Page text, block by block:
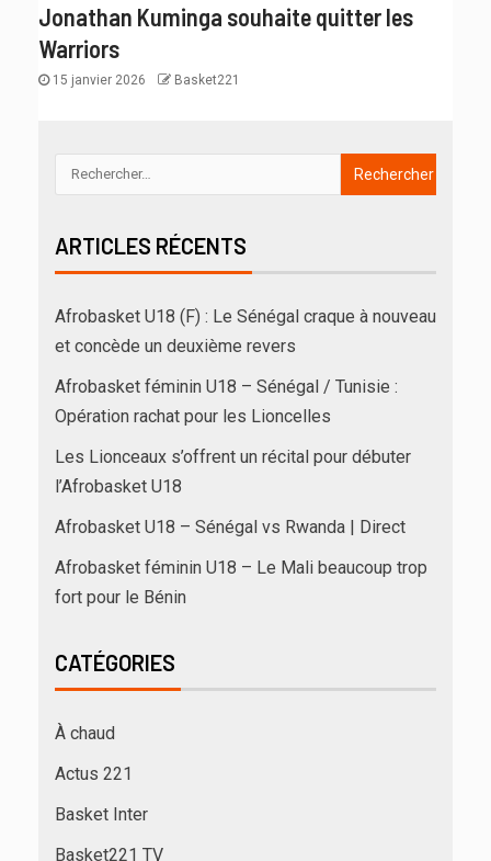
Jonathan Kuminga souhaite quitter les
Warriors
15 janvier 2026 Basket221
ARTICLES RÉCENTS
Afrobasket U18 (F) : Le Sénégal craque à nouveau
et concède un deuxième revers
Afrobasket féminin U18 – Sénégal / Tunisie :
Opération rachat pour les Lioncelles
Les Lionceaux s’offrent un récital pour débuter
l’Afrobasket U18
Afrobasket U18 – Sénégal vs Rwanda | Direct
Afrobasket féminin U18 – Le Mali beaucoup trop
fort pour le Bénin
CATÉGORIES
À chaud
Actus 221
Basket Inter
Basket221 TV